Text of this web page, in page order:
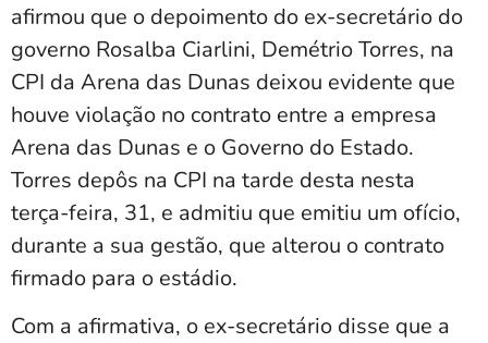
afirmou que o depoimento do ex-secretário do
governo Rosalba Ciarlini, Demétrio Torres, na
CPI da Arena das Dunas deixou evidente que
houve violação no contrato entre a empresa
Arena das Dunas e o Governo do Estado.
Torres depôs na CPI na tarde desta nesta
terça-feira, 31, e admitiu que emitiu um ofício,
durante a sua gestão, que alterou o contrato
firmado para o estádio.
Com a afirmativa, o ex-secretário disse que a